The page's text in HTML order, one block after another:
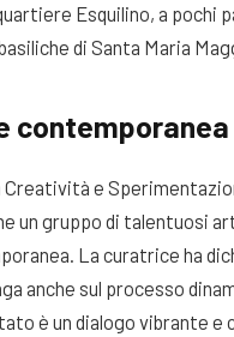
Esquilino, a pochi
di Santa Maria
Creatività e
un gruppo di talentuosi
La curatrice ha
anche sul processo
è un dialogo vibrante